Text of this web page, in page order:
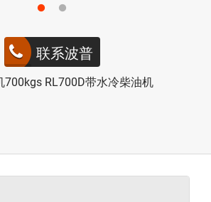
联系波普
700kgs RL700D带水冷柴油机